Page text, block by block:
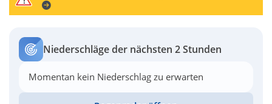
Niederschläge der nächsten 2 Stunden
Momentan kein Niederschlag zu erwarten